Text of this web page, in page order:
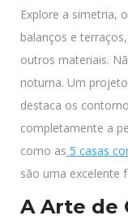
Explore a simetria,
balanços e
outros materiais.
noturna. Um
destaca os
completamente a
como as 5 casas
são uma excelente
A Arte de